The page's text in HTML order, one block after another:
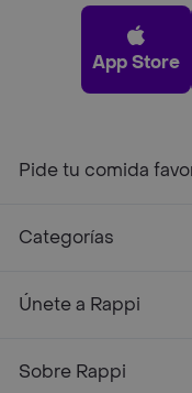
App Store
Pide tu comida
Categorías
Únete a Rappi
Sobre Rappi